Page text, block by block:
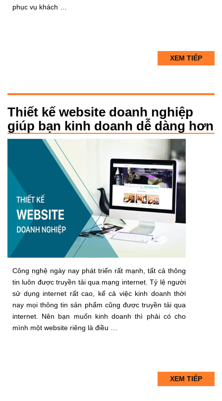
phục vụ khách …
XEM TIẾP
Thiết kế website doanh nghiệp
giúp bạn kinh doanh dễ dàng hơn
Công nghệ ngày nay phát triển rất mạnh, tất cả thông
tin luôn được truyền tải qua mạng internet. Tỷ lệ người
sử dụng internet rất cao, kể cả việc kinh doanh thời
nay mọi thông tin sản phẩm cũng được truyền tải qua
internet. Nên bạn muốn kinh doanh thì phải có cho
mình một website riêng là điều …
XEM TIẾP